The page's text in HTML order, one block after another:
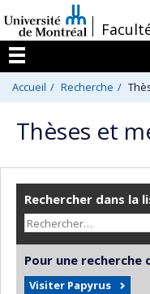
au
contenu
/
Menu
Accueil Recherche
Thèses et
Rechercher dans la
Pour une recherche
Visiter Papyrus